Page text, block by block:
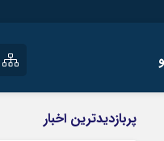
راه اندازی سایت و
سایت های خبری و
پربازدیدترین اخبار